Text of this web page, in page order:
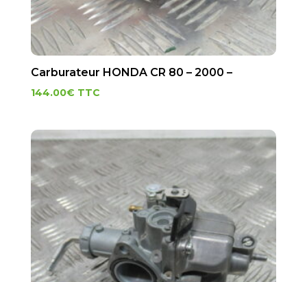
Carburateur HONDA CR 80 – 2000 –
144.00€ TTC